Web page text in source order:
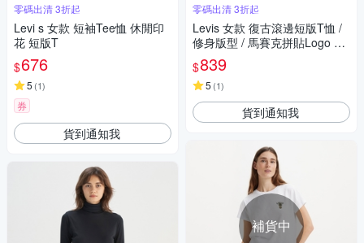
零碼出清 3折起
Levi s 女款 短袖Tee恤 休閒印
花 短版T
$676
5 (1)
券
貨到通知我
零碼出清 3折起
Levis 女款 復古滾邊短版T恤 /
修身版型 / 馬賽克拼貼Logo 杏
仁黃
$839
5 (1)
貨到通知我
補貨中